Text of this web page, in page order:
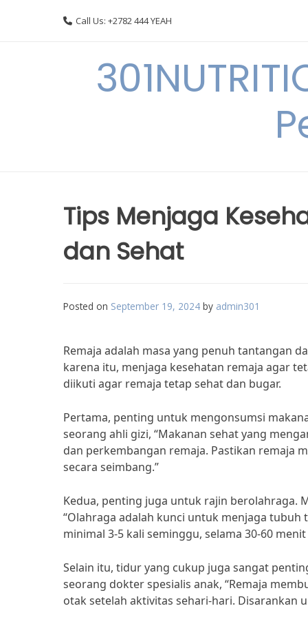
Call Us: +2782 444 YEAH
Tips Menjaga
dan Sehat
Posted on September 19, 2024 by admin301
Remaja adalah masa yang penuh tantangan
karena itu, menjaga kesehatan remaja agar
diikuti agar remaja tetap sehat dan bugar.
Pertama, penting untuk mengonsumsi
seorang ahli gizi, “Makanan sehat yang
dan perkembangan remaja. Pastikan remaja
secara seimbang.”
Kedua, penting juga untuk rajin berolahraga.
“Olahraga adalah kunci untuk menjaga
minimal 3-5 kali seminggu, selama 30-60 menit
Selain itu, tidur yang cukup juga sangat
seorang dokter spesialis anak, “Remaja
otak setelah aktivitas sehari-hari. Disarankan